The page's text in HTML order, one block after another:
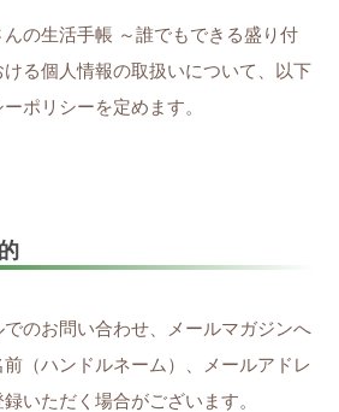
の生活手帳 ～誰でもできる盛り付
る個人情報の取扱いについて、以下
ポリシーを定めます。
のお問い合わせ、メールマガジンへ
（ハンドルネーム）、メールアドレ
いただく場合がございます。